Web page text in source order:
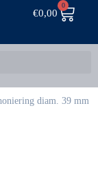
€0,00
0
diam. 39 mm